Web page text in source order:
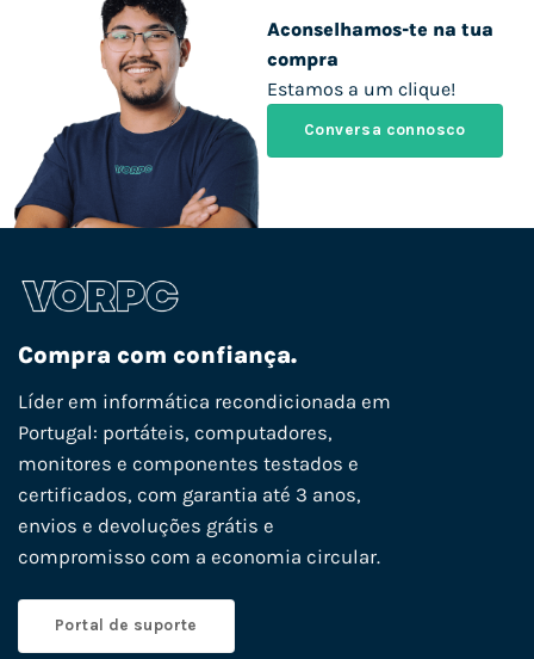
Aconselhamos-te na tua
compra
Estamos a um clique!
Conversa connosco
Compra com confiança.
Líder em informática recondicionada em
Portugal: portáteis, computadores,
monitores e componentes testados e
certificados, com garantia até 3 anos,
envios e devoluções grátis e
compromisso com a economia circular.
Portal de suporte